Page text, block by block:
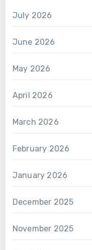
July 2026
June 2026
May 2026
April 2026
March 2026
February 2026
January 2026
December 2025
November 2025